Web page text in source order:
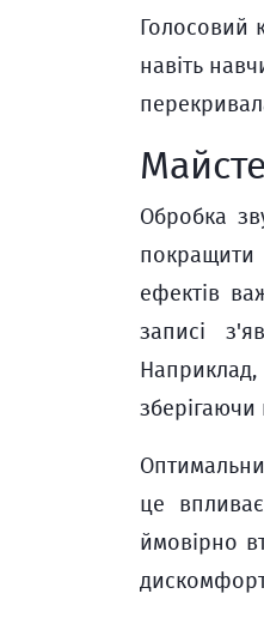
Голосовий
навіть
Обробка
покращити
ефектів
записі
зберігаючи
це
ймовірно